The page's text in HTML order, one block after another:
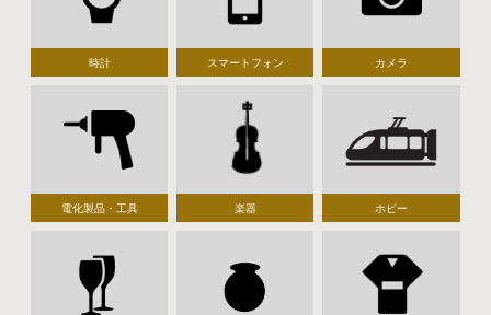
時計 スマートフォン カメラ
電化製品・工具 楽器 ホビー